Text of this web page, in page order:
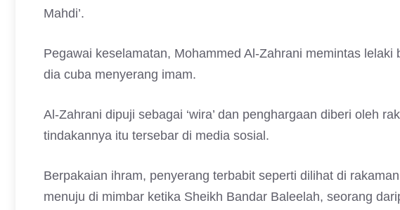
Mahdi’.
Pegawai keselamatan, Mohammed Al-Zahrani memintas
dia cuba menyerang imam.
Al-Zahrani dipuji sebagai ‘wira’ dan penghargaan diberi oleh
tindakannya itu tersebar di media sosial.
Berpakaian ihram, penyerang terbabit seperti dilihat di
menuju di mimbar ketika Sheikh Bandar Baleelah, seorang